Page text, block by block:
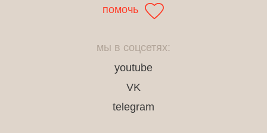
помочь
мы в соцсетях:
youtube
VK
telegram